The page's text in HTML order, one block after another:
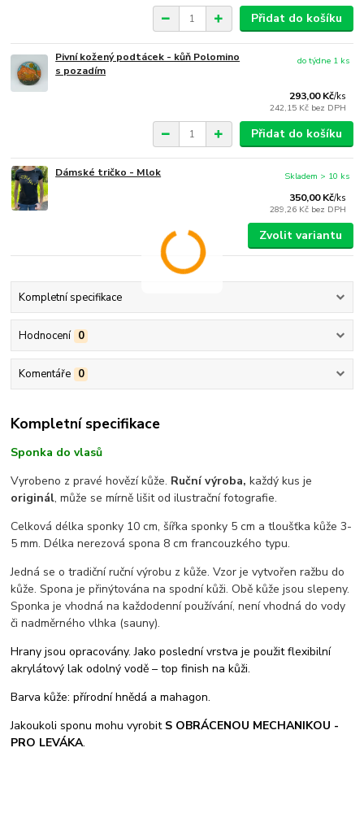
Přidat do košíku
Pivní kožený podtácek - kůň Polomino
s pozadím
293,00 Kč/ks
242,15 Kč bez DPH
do týdne 1 ks
Přidat do košíku
Dámské tričko - Mlok
350,00 Kč/ks
289,26 Kč bez DPH
Skladem > 10 ks
Zvolit variantu
Kompletní specifikace
Hodnocení 0
Komentáře 0
Kompletní specifikace
Sponka do vlasů
Vyrobeno z pravé hovězí kůže. Ruční výroba, každý kus je
originál, může se mírně lišit od ilustrační fotografie.
Celková délka sponky 10 cm, šířka sponky 5 cm a tloušťka kůže 3-
5 mm. Délka nerezová spona 8 cm francouzkého typu.
Jedná se o tradiční ruční výrobu z kůže. Vzor je vytvořen ražbu do
kůže. Spona je přinýtována na spodní kůži. Obě kůže jsou slepeny.
Sponka je vhodná na každodenní používání, není vhodná do vody
či nadměrného vlhka (sauny).
Hrany jsou opracovány. Jako poslední vrstva je použit flexibilní
akrylátový lak odolný vodě – top finish na kůži.
Barva kůže: přírodní hnědá a mahagon.
Jakoukoli sponu mohu vyrobit S OBRÁCENOU MECHANIKOU -
PRO LEVÁKA.